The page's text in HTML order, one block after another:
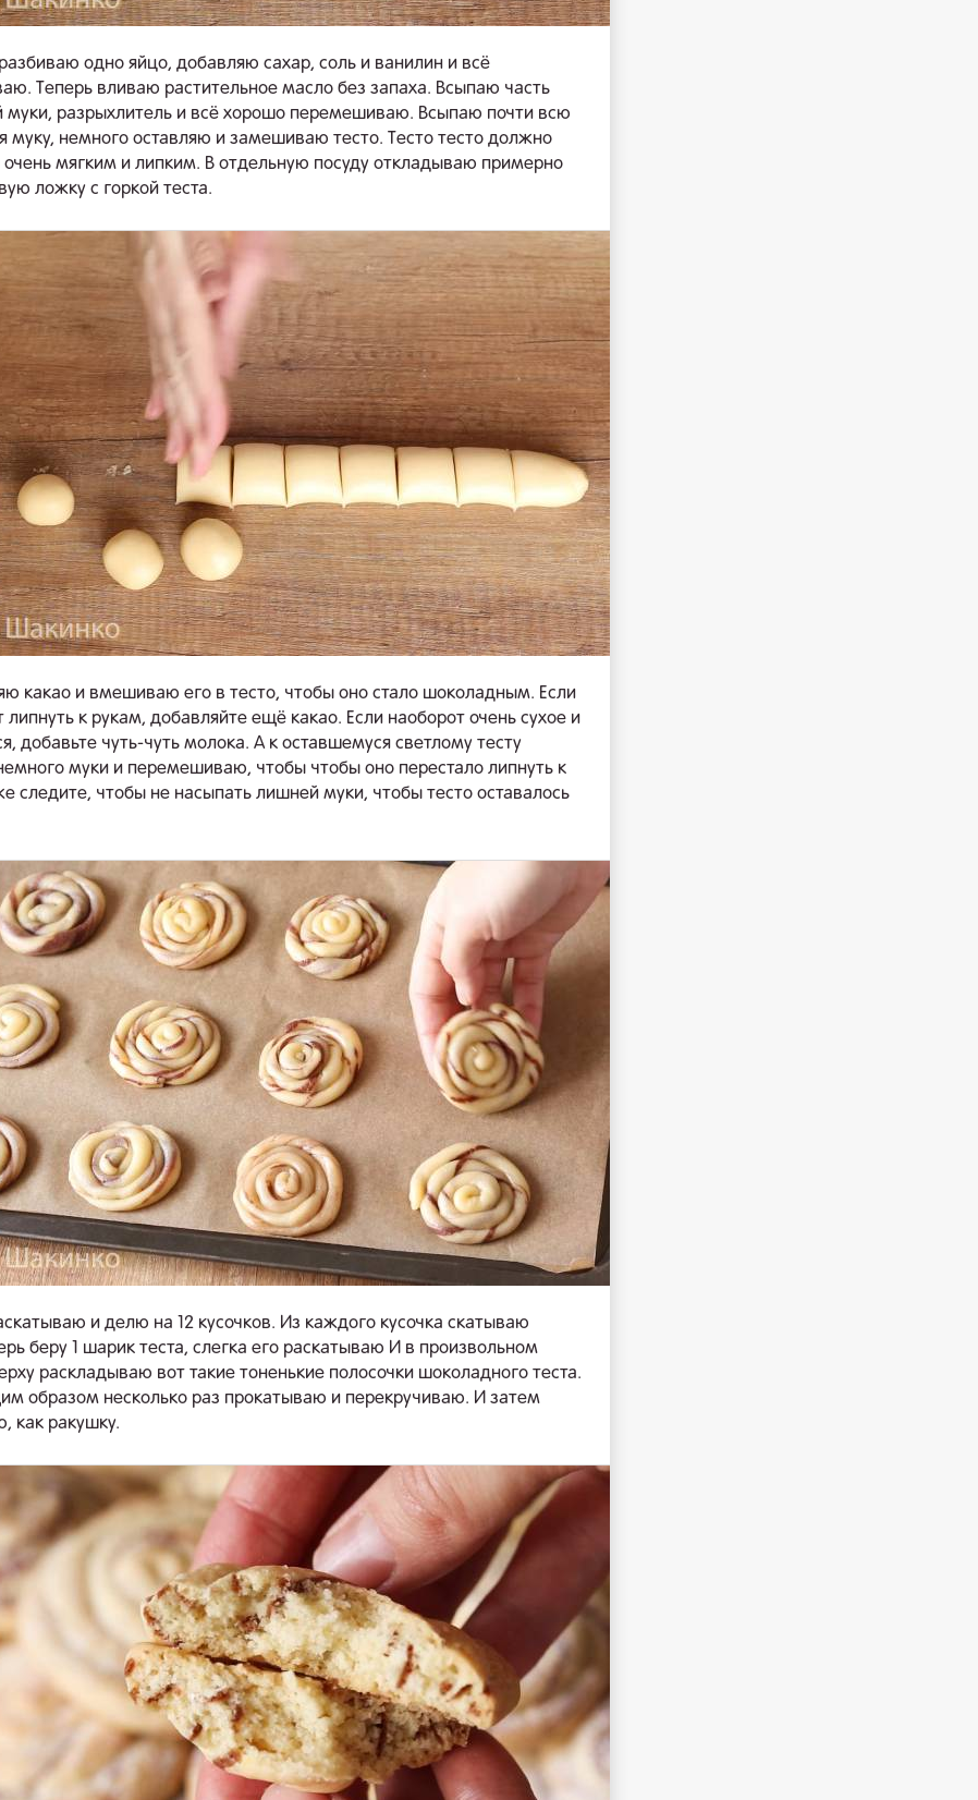
одно яйцо, добавляю сахар, соль и ванилин и всё
Теперь вливаю растительное масло без запаха. Всыпаю часть
муки, разрыхлитель и всё хорошо перемешиваю. Всыпаю почти всю
муку, немного оставляю и замешиваю тесто. Тесто тесто должно
очень мягким и липким. В отдельную посуду откладываю примерно
ложку с горкой теста.
какао и вмешиваю его в тесто, чтобы оно стало шоколадным. Если
липнуть к рукам, добавляйте ещё какао. Если наоборот очень сухое и
добавьте чуть-чуть молока. А к оставшемуся светлому тесту
муки и перемешиваю, чтобы чтобы оно перестало липнуть к
следите, чтобы не насыпать лишней муки, чтобы тесто оставалось
и делю на 12 кусочков. Из каждого кусочка скатываю
беру 1 шарик теста, слегка его раскатываю И в произвольном
раскладываю вот такие тоненькие полосочки шоколадного теста.
образом несколько раз прокатываю и перекручиваю. И затем
как ракушку.